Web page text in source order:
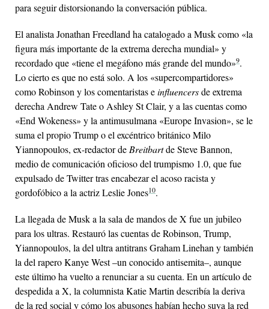
para seguir distorsionando la conversación pública.
El analista Jonathan Freedland ha catalogado a Musk como «la
figura más importante de la extrema derecha mundial» y
recordado que «tiene el megáfono más grande del mundo»9.
Lo cierto es que no está solo. A los «supercompartidores»
como Robinson y los comentaristas einfluencersde extrema
derecha Andrew Tate o Ashley St Clair, y a las cuentas como
«End Wokeness» y la antimusulmana «Europe Invasion», se le
suma el propio Trump o el excéntrico británico Milo
Yiannopoulos, ex-redactor de Breitbartde Steve Bannon,
medio de comunicación oficioso del trumpismo 1.0, que fue
expulsado de Twitter tras encabezar el acoso racista y
gordofóbico a la actriz Leslie Jones10.
La llegada de Musk a la sala de mandos de X fue un jubileo
para los ultras. Restauró las cuentas de Robinson, Trump,
Yiannopoulos, la del ultra antitrans Graham Linehan y también
la del rapero Kanye West –un conocido antisemita–, aunque
este último ha vuelto a renunciar a su cuenta. En un artículo de
despedida a X, la columnista Katie Martin describía la deriva
de la red social y cómo los abusones habían hecho suya la red